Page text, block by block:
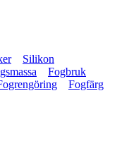
Silikon
Fogbruk
Fogfärg